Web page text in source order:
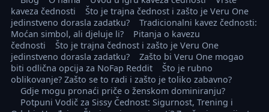
kaveza čednosti
Što je trajna čednost i zašto je Veru One
jedinstveno dorasla zadatku?
Tradicionalni kavez čednosti:
Moćan simbol, ali djeluje li?
Pitanja o kavezu
čednosti
Što je trajna čednost i zašto je Veru One
jedinstveno dorasla zadatku?
Zašto bi Veru One mogao
biti odlična opcija za NoFap Reddit
Što je rubno
oblikovanje? Zašto se to radi i zašto je toliko zabavno?
Gdje mogu pronaći priče o ženskom dominiranju?
Potpuni Vodič za Sissy Čednost: Sigurnost, Trening i